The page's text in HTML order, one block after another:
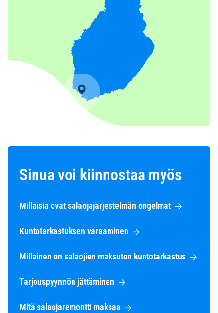
Sinua voi kiinnostaa myös
Millaisia ovat salaojajärjestelmän ongelmat
Kuntotarkastuksen varaaminen
Millainen on salaojien maksuton kuntotarkastus
Tarjouspyynnön jättäminen
Mitä salaojaremontti maksaa